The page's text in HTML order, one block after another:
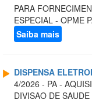
PARA
ESPECIAL - OPME
Saiba mais
DISPENSA
4/2026 - PA -
DIVISAO DE